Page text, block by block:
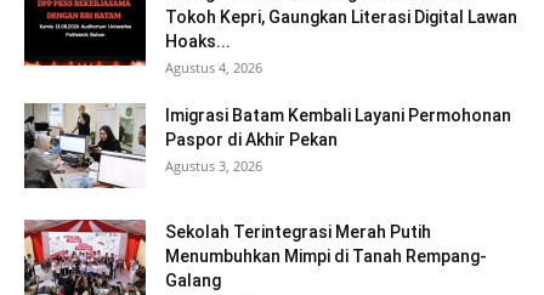
Tokoh Kepri, Gaungkan Literasi Digital Lawan
Hoaks...
Agustus 4, 2026
Imigrasi Batam Kembali Layani Permohonan
Paspor di Akhir Pekan
Agustus 3, 2026
Sekolah Terintegrasi Merah Putih
Menumbuhkan Mimpi di Tanah Rempang-
Galang